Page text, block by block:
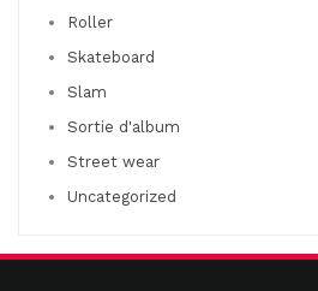
Roller
Skateboard
Slam
Sortie d'album
Street wear
Uncategorized